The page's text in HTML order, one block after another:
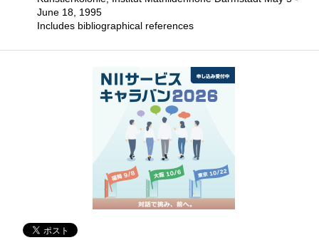
June 18, 1995
Includes bibliographical references